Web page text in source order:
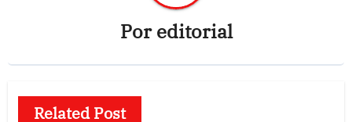
Poreditorial
Related Post